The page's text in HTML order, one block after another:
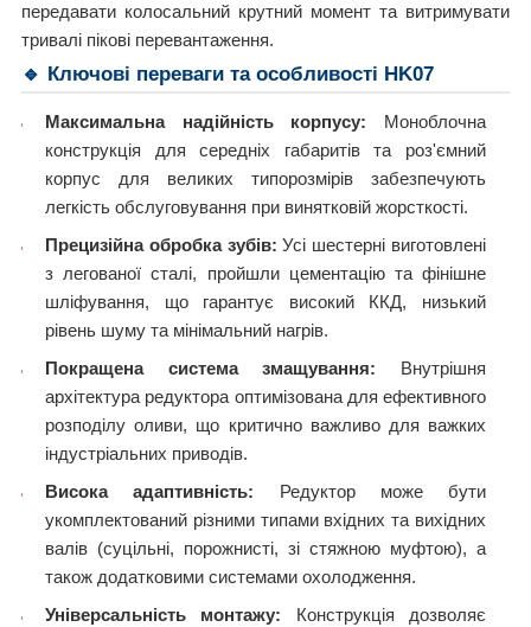
передавати колосальний крутний момент та витримувати
тривалі пікові перевантаження.
🔹 Ключові переваги та особливості HK07
Максимальна надійність корпусу: Моноблочна
конструкція для середніх габаритів та роз'ємний
корпус для великих типорозмірів забезпечують
легкість обслуговування при винятковій жорсткості.
Прецизійна обробка зубів: Усі шестерні виготовлені
з легованої сталі, пройшли цементацію та фінішне
шліфування, що гарантує високий ККД, низький
рівень шуму та мінімальний нагрів.
Покращена система змащування: Внутрішня
архітектура редуктора оптимізована для ефективного
розподілу оливи, що критично важливо для важких
індустріальних приводів.
Висока адаптивність: Редуктор може бути
укомплектований різними типами вхідних та вихідних
валів (суцільні, порожнисті, зі стяжною муфтою), а
також додатковими системами охолодження.
Універсальність монтажу: Конструкція дозволяє